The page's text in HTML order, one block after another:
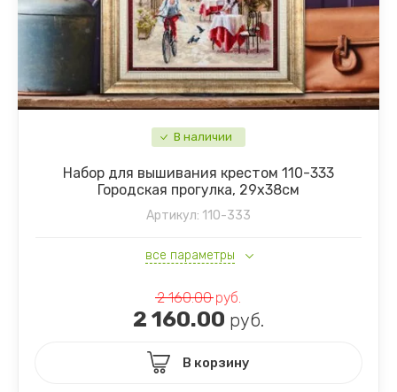
В наличии
Набор для вышивания крестом 110-333
Городская прогулка, 29х38см
Артикул: 110-333
все параметры
2 160.00руб.
2 160.00 руб.
В корзину